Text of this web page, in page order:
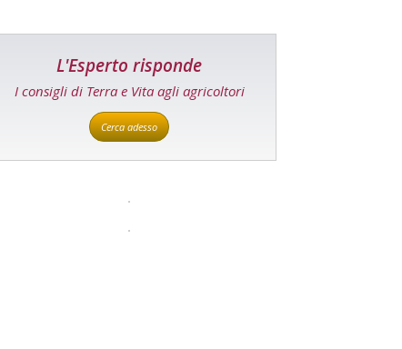
L'Esperto risponde
I consigli di Terra e Vita agli agricoltori
Cerca adesso